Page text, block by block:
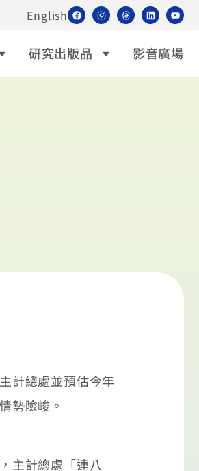
English
研究出版品 影音廣場
計總處並預估今年
勢險峻。
主計總處「連八